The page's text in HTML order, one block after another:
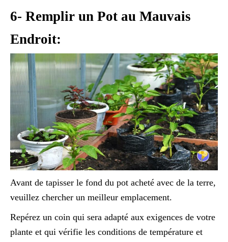
6- Remplir un Pot au Mauvais
Endroit:
Avant de tapisser le fond du pot acheté avec de la terre,
veuillez chercher un meilleur emplacement.
Repérez un coin qui sera adapté aux exigences de votre
plante et qui vérifie les conditions de température et